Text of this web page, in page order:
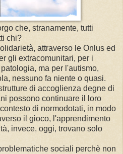
che, stranamente, tutti
chi?
attraverso le Onlus ed
gli extracomunitari, per i
ma per l'autismo,
nessuno fa niente o quasi.
di accoglienza degne di
possono continuare il loro
di normodotati, in modo
il gioco, l'apprendimento
invece, oggi, trovano solo
sociali perchè non